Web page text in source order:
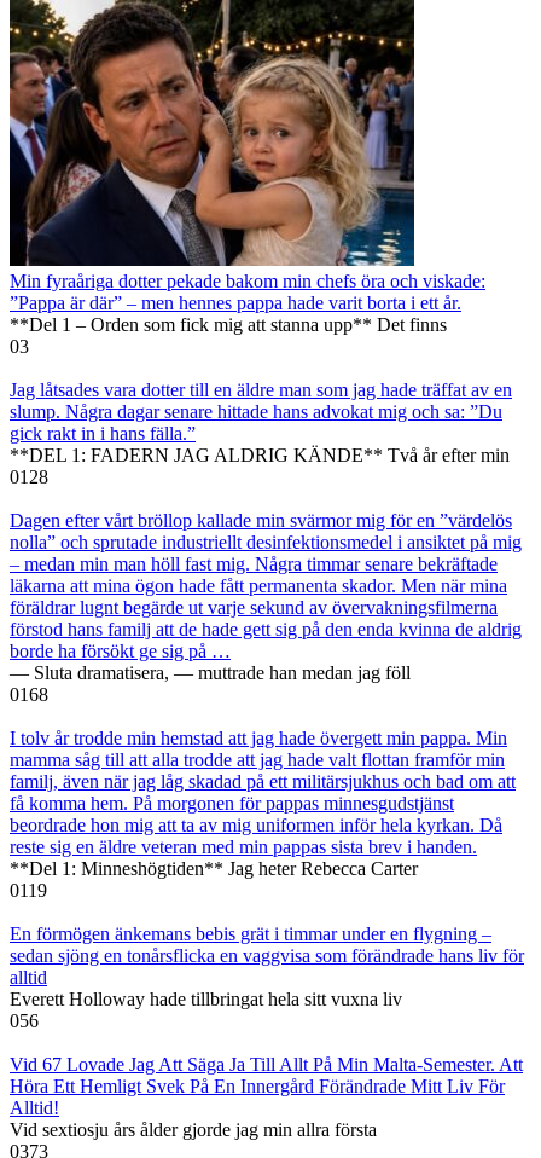
Min fyraåriga dotter pekade bakom min chefs öra och viskade:
”Pappa är där” – men hennes pappa hade varit borta i ett år.
**Del 1 – Orden som fick mig att stanna upp** Det finns
03
Jag låtsades vara dotter till en äldre man som jag hade träffat av en
slump. Några dagar senare hittade hans advokat mig och sa: ”Du
gick rakt in i hans fälla.”
**DEL 1: FADERN JAG ALDRIG KÄNDE** Två år efter min
0128
Dagen efter vårt bröllop kallade min svärmor mig för en ”värdelös
nolla” och sprutade industriellt desinfektionsmedel i ansiktet på mig
– medan min man höll fast mig. Några timmar senare bekräftade
läkarna att mina ögon hade fått permanenta skador. Men när mina
föräldrar lugnt begärde ut varje sekund av övervakningsfilmerna
förstod hans familj att de hade gett sig på den enda kvinna de aldrig
borde ha försökt ge sig på …
— Sluta dramatisera, — muttrade han medan jag föll
0168
I tolv år trodde min hemstad att jag hade övergett min pappa. Min
mamma såg till att alla trodde att jag hade valt flottan framför min
familj, även när jag låg skadad på ett militärsjukhus och bad om att
få komma hem. På morgonen för pappas minnesgudstjänst
beordrade hon mig att ta av mig uniformen inför hela kyrkan. Då
reste sig en äldre veteran med min pappas sista brev i handen.
**Del 1: Minneshögtiden** Jag heter Rebecca Carter
0119
En förmögen änkemans bebis grät i timmar under en flygning –
sedan sjöng en tonårsflicka en vaggvisa som förändrade hans liv för
alltid
Everett Holloway hade tillbringat hela sitt vuxna liv
056
Vid 67 Lovade Jag Att Säga Ja Till Allt På Min Malta-Semester. Att
Höra Ett Hemligt Svek På En Innergård Förändrade Mitt Liv För
Alltid!
Vid sextiosju års ålder gjorde jag min allra första
0373